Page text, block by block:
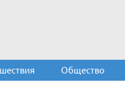
Общество